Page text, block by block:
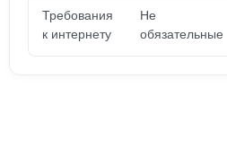
Требования
к интернету
Не
обязательные